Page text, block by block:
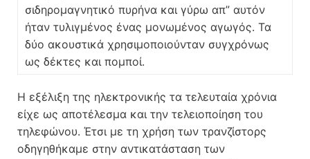
σιδηρομαγνητικό πυρήνα και γύρω απ” αυτόν
ήταν τυλιγμένος ένας μονωμένος αγωγός. Τα
δύο ακουστικά χρησιμοποιούνταν συγχρόνως
ως δέκτες και πομποί.
Η εξέλιξη της ηλεκτρονικής τα τελευταία χρόνια
είχε ως αποτέλεσμα και την τελειοποίηση του
τηλεφώνου. Έτσι με τη χρήση των τρανζίστορς
οδηγηθήκαμε στην αντικατάσταση των